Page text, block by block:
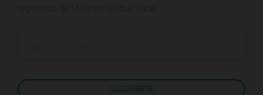
registrada de Maxplay Global Trade